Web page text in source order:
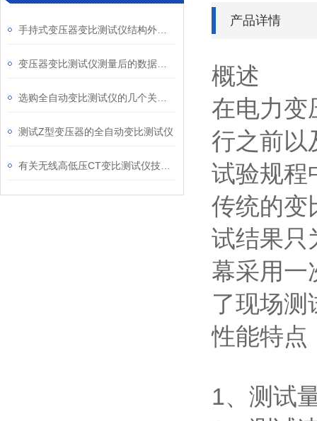
测试Z型变压器的全自动变比测试仪
产品详情
概述
在电力变
行之前以
试验规程
传统的变
试结果只
幕采用一
了现场测
性能特点
1、测试